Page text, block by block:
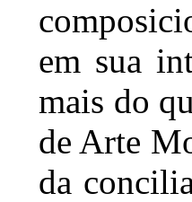
em sua
mais do
de Arte
da